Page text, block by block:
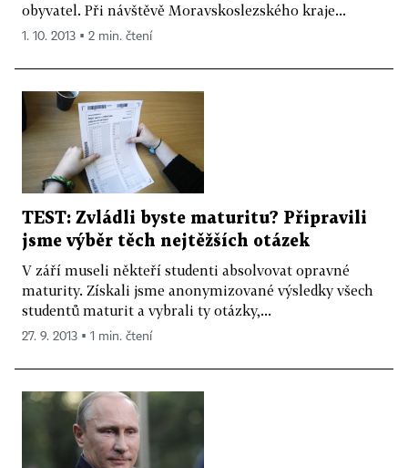
obyvatel. Při návštěvě Moravskoslezského kraje...
1. 10. 2013 ▪ 2 min. čtení
TEST: Zvládli byste maturitu? Připravili
jsme výběr těch nejtěžších otázek
V září museli někteří studenti absolvovat opravné
maturity. Získali jsme anonymizované výsledky všech
studentů maturit a vybrali ty otázky,...
27. 9. 2013 ▪ 1 min. čtení